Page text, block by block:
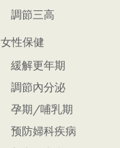
調節三高
女性保健
緩解更年期
調節內分泌
孕期/哺乳期
预防婦科疾病